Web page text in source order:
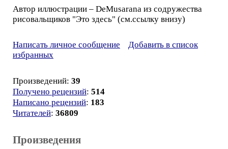
Автор иллюстрации – DeMusarana из содружества
рисовальщиков "Это здесь" (см.ссылку внизу)
Написать личное сообщение
Добавить в список
избранных
Произведений: 39
Получено рецензий: 514
Написано рецензий: 183
Читателей: 36809
Произведения